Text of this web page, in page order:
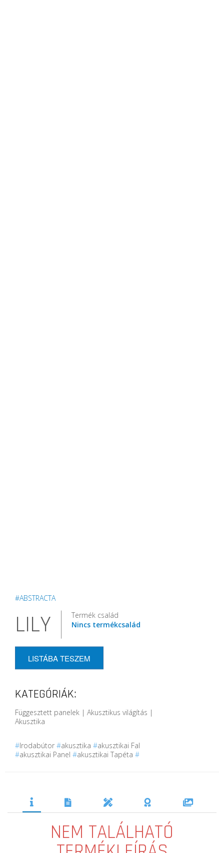
#ABSTRACTA
LILY
Termék család
Nincs termékcsalád
LISTÁBA TESZEM
KATEGÓRIÁK:
Függesztett panelek | Akusztikus világítás |
Akusztika
#Irodabútor #akusztika #akusztikai Fal
#akusztikai Panel #akusztikai Tapéta #
NEM TALÁLHATÓ